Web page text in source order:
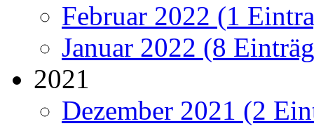
Februar 2022 (1
Januar 2022 (8
2021
Dezember 2021 (2